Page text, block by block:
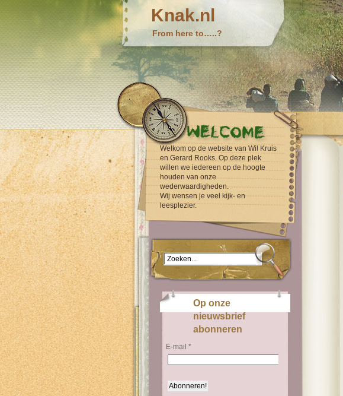
Knak.nl
From here to…..?
Welkom op de website van Wil Kruis
en Gerard Rooks. Op deze plek
willen we iedereen op de hoogte
houden van onze
wederwaardigheden.
Wij wensen je veel kijk- en
leesplezier.
Op onze
nieuwsbrief
abonneren
E-mail *